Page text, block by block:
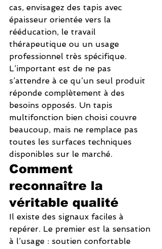
cas, envisagez des tapis avec
épaisseur orientée vers la
rééducation, le travail
thérapeutique ou un usage
professionnel très spécifique.
L’important est de ne pas
s’attendre à ce qu’un seul produit
réponde complètement à des
besoins opposés. Un tapis
multifonction bien choisi couvre
beaucoup, mais ne remplace pas
toutes les surfaces techniques
disponibles sur le marché.
Comment
reconnaître la
véritable qualité
Il existe des signaux faciles à
repérer. Le premier est la sensation
à l’usage : soutien confortable